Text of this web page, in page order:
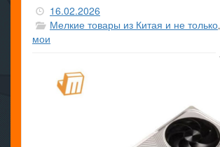
16.02.2026
Мелкие товары из Китая и не только,
мои